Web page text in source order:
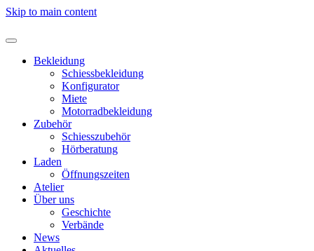
Skip to main content
Bekleidung
Schiessbekleidung
Konfigurator
Miete
Motorradbekleidung
Zubehör
Schiesszubehör
Hörberatung
Laden
Öffnungszeiten
Atelier
Über uns
Geschichte
Verbände
News